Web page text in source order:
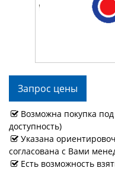
Запрос цены
Возможна покупка
доступность)
Указана
согласована с Вами
Есть возможность